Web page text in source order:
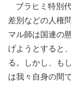
ブラヒミ特別
差別などの人権
マル師は国連の
げようとすると
る。しかし、も
は我々自身の間